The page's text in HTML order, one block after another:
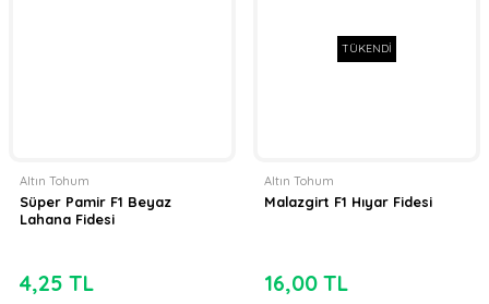
Altın Tohum
Süper Pamir F1 Beyaz
Lahana Fidesi
4,25 TL
TÜKENDİ
Altın Tohum
Malazgirt F1 Hıyar Fidesi
16,00 TL